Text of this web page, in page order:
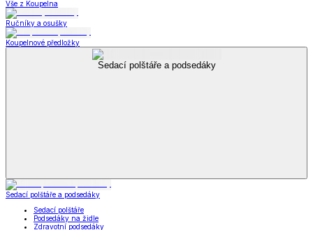
Vše z Koupelna
Ručníky a osušky
Koupelnové předložky
Sedací polštáře a podsedáky
Sedací polštáře a podsedáky
Sedací polštáře
Podsedáky na židle
Zdravotní podsedáky